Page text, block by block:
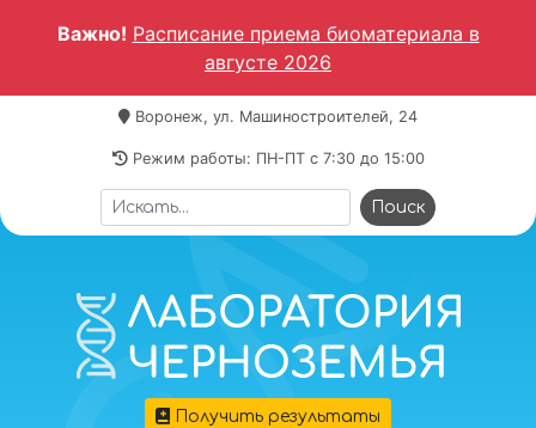
Важно! Расписание приема биоматериала в
августе 2026
Воронеж, ул. Машиностроителей, 24
Режим работы: ПН-ПТ c 7:30 до 15:00
Получить результаты